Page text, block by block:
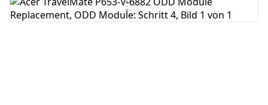
Kommentar hinzufügen